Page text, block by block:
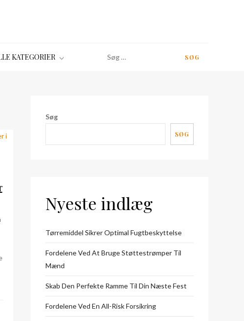
KATEGORIER
efter:
Søg
SØG
Nyeste indlæg
Tørremiddel Sikrer Optimal Fugtbeskyttelse
Fordelene Ved At Bruge Støttestrømper Til
Mænd
Skab Den Perfekte Ramme Til Din Næste Fest
Fordelene Ved En All-Risk Forsikring